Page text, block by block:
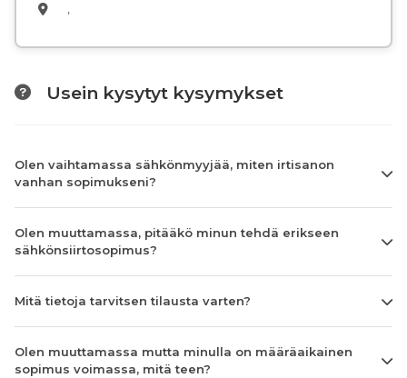
,
Usein kysytyt kysymykset
Olen vaihtamassa sähkönmyyjää, miten irtisanon
vanhan sopimukseni?
Olen muuttamassa, pitääkö minun tehdä erikseen
sähkönsiirtosopimus?
Mitä tietoja tarvitsen tilausta varten?
Olen muuttamassa mutta minulla on määräaikainen
sopimus voimassa, mitä teen?